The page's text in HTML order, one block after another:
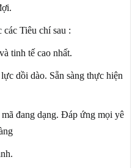
Tiêu chí sau :
tinh tế cao nhất.
dồi dào. Sẵn sàng thực hiện
đang dạng. Đáp ứng mọi yê